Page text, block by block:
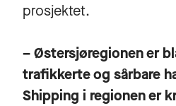
prosjektet.
– Østersjøregionen er
trafikkerte og sårbare
Shipping i regionen er